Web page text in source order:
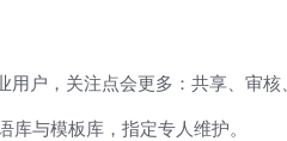
用户，关注点会更多：共享、审
库与模板库，指定专人维护。